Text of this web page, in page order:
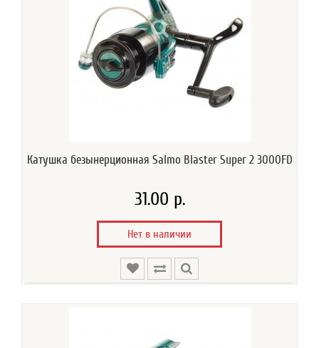
Катушка безынерционная Salmo Blaster Super 2 3000FD
31.00 р.
Нет в наличии